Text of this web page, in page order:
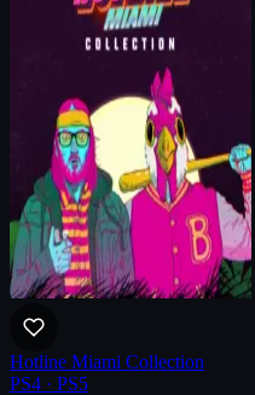
Hotline Miami Collection
PS4 · PS5